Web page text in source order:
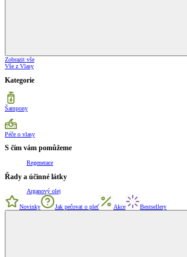
Zobrazit vše
Vše z Vlasy
Kategorie
Šampony
Péče o vlasy
S čím vám pomůžeme
Regenerace
Řady a účinné látky
Arganový olej
Novinky Jak pečovat o pleť Akce Bestsellery